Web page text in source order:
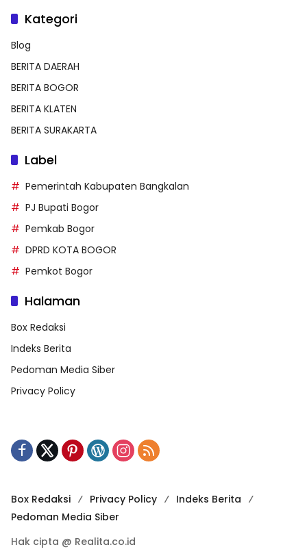
Kategori
Blog
BERITA DAERAH
BERITA BOGOR
BERITA KLATEN
BERITA SURAKARTA
Label
Pemerintah Kabupaten Bangkalan
PJ Bupati Bogor
Pemkab Bogor
DPRD KOTA BOGOR
Pemkot Bogor
Halaman
Box Redaksi
Indeks Berita
Pedoman Media Siber
Privacy Policy
Box Redaksi Privacy Policy
Indeks Berita
Pedoman Media Siber
Hak cipta @ Realita.co.id